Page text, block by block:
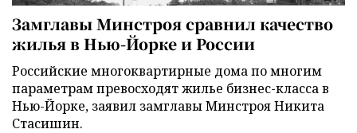
Замглавы Минстроя сравнил качество
жилья в Нью-Йорке и России
Российские многоквартирные дома по многим
параметрам превосходят жилье бизнес-класса в
Нью-Йорке, заявил замглавы Минстроя Никита
Стасишин.